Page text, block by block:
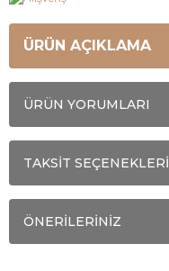
ÜRÜN AÇIKLAMA
ÜRÜN YORUMLARI
TAKSİT SEÇENEKLERİ
ÖNERİLERİNİZ